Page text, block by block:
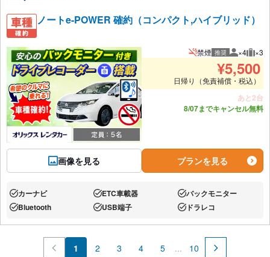
ノートe-POWER 確約（コンパクト,ハイブリッド）
画像を見る
禁煙 推奨 推奨人数
×4 推
×3
¥5,500
日帰り（免責補償・税込）
あと2台
8/07までキャンセル無料
プランを見る
あり:カーナビ あり:ETC車載器 あり:バックモニター
あり:Bluetooth あり:USB端子 あり:ドラレコ
1 2 3 4 5 ...
10